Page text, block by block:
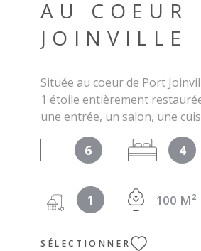
AU COEUR
JOINVILLE
Située au coeur de Port
1 étoile entièrement
une entrée, un salon, une
quatre chambres, une salle
Disposition des chambres :
deux lits de 80, Chambre 3 :
80 + un lit bébé, Chambre 4 :
d'environ 100 m². Disponible
réduite. Identifiant
6 4
1 100 M²
SÉLECTIONNER